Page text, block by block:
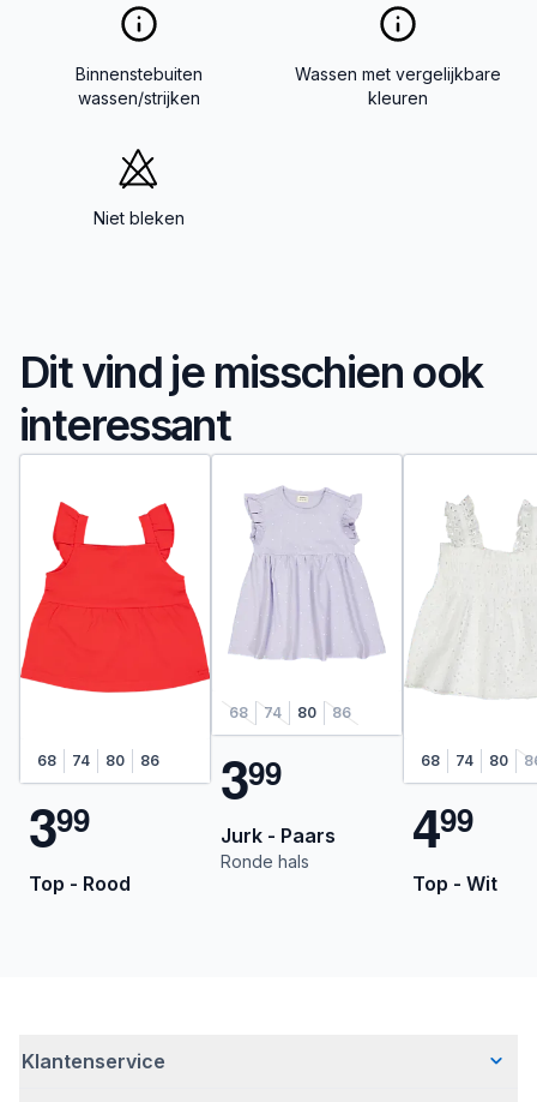
Binnenstebuiten
wassen/strijken
Wassen met vergelijkbare
kleuren
Niet bleken
Dit vind je misschien ook
interessant
68 74 80 86
399
Top - Rood
68 74 80 86
399
Jurk - Paars
Ronde hals
68 74 80
499
Top - Wit
Klantenservice